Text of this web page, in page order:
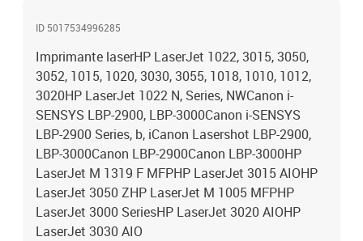
ID 5017534996285
Imprimante laserHP LaserJet 1022, 3015, 3050,
3052, 1015, 1020, 3030, 3055, 1018, 1010, 1012,
3020HP LaserJet 1022 N, Series, NWCanon i-
SENSYS LBP-2900, LBP-3000Canon i-SENSYS
LBP-2900 Series, b, iCanon Lasershot LBP-2900,
LBP-3000Canon LBP-2900Canon LBP-3000HP
LaserJet M 1319 F MFPHP LaserJet 3015 AIOHP
LaserJet 3050 ZHP LaserJet M 1005 MFPHP
LaserJet 3000 SeriesHP LaserJet 3020 AIOHP
LaserJet 3030 AIO